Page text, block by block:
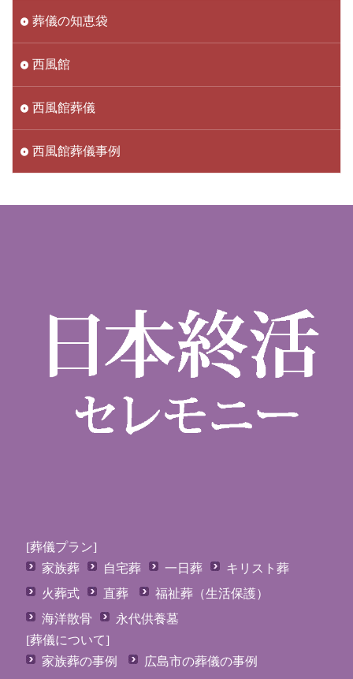
葬儀の知恵袋
西風館
西風館葬儀
西風館葬儀事例
[葬儀プラン]
家族葬
自宅葬 一日葬
キリスト葬
火葬式
直葬
福祉葬（生活保護）
海洋散骨
永代供養墓
[葬儀について]
家族葬の事例
広島市の葬儀の事例